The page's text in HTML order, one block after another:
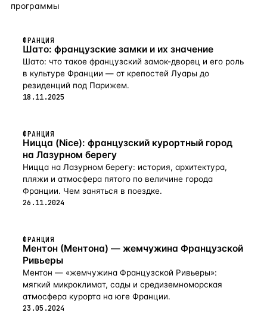
программы
ФРАНЦИЯ
Шато: французские замки и их значение
Шато: что такое французский замок-дворец и его роль
в культуре Франции — от крепостей Луары до
резиденций под Парижем.
18.11.2025
ФРАНЦИЯ
Ницца (Nice): французский курортный город
на Лазурном берегу
Ницца на Лазурном берегу: история, архитектура,
пляжи и атмосфера пятого по величине города
Франции. Чем заняться в поездке.
26.11.2024
ФРАНЦИЯ
Ментон (Ментона) — жемчужина Французской
Ривьеры
Ментон — «жемчужина Французской Ривьеры»:
мягкий микроклимат, сады и средиземноморская
атмосфера курорта на юге Франции.
23.05.2024